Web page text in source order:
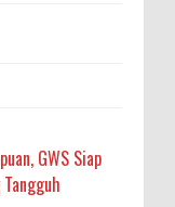
GWS Siap